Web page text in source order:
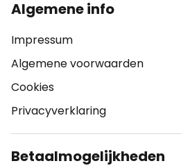
Algemene info
Impressum
Algemene voorwaarden
Cookies
Privacyverklaring
Betaalmogelijkheden